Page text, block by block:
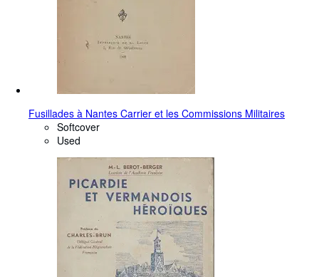
Fusillades à Nantes Carrier et les Commissions Militaires
Softcover
Used